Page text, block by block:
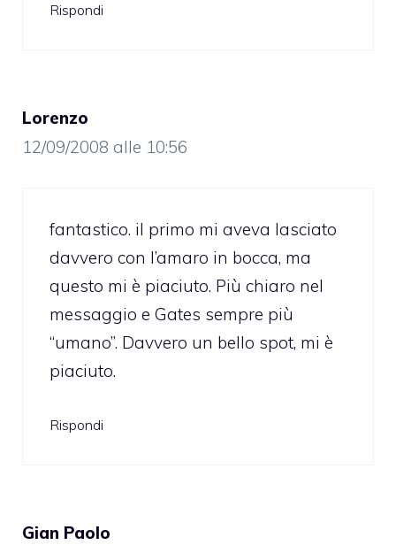
Rispondi
Lorenzo
12/09/2008 alle 10:56
fantastico. il primo mi aveva lasciato
davvero con l’amaro in bocca, ma
questo mi è piaciuto. Più chiaro nel
messaggio e Gates sempre più
“umano”. Davvero un bello spot, mi è
piaciuto.
Rispondi
Gian Paolo